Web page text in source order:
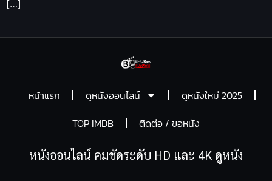
[…]
หน้าแรก ดูหนังออนไลน์
ดูหนังใหม่ 2025
TOP IMDB
ติดต่อ / ขอหนัง
หนังออนไลน์ คมชัดระดับ HD และ 4K ดูหนัง